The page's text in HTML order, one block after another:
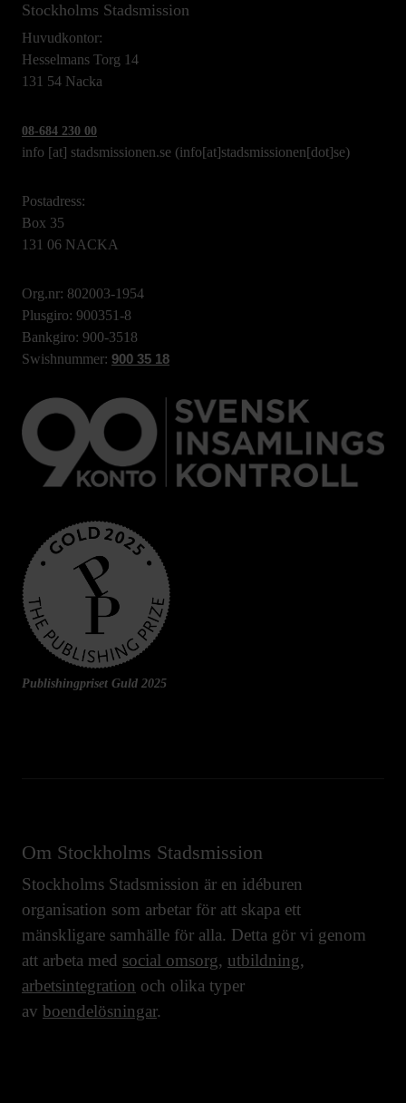
Stockholms Stadsmission
Huvudkontor:
Hesselmans Torg 14
131 54 Nacka
08-684 230 00
info [at] stadsmissionen.se (info[at]stadsmissionen[dot]se)
Postadress:
Box 35
131 06 NACKA
Org.nr: 802003-1954
Plusgiro: 900351-8
Bankgiro: 900-3518
Swishnummer: 900 35 18
Publishingpriset Guld 2025
Om Stockholms Stadsmission
Stockholms Stadsmission är en idéburen
organisation som arbetar för att skapa ett
mänskligare samhälle för alla. Detta gör vi genom
att arbeta med social omsorg, utbildning,
arbetsintegration och olika typer
av boendelösningar.